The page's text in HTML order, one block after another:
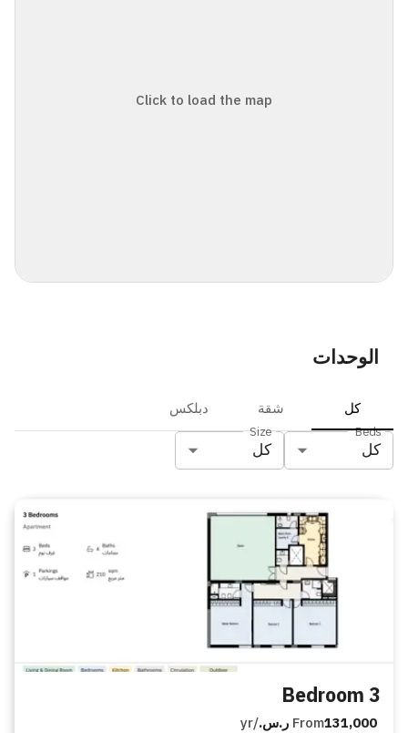
Click to load the map
الوحدات
كل شقة دبلكس
Beds
كل
Size
كل
3 Bedroom
From131,000 ر.س. /yr